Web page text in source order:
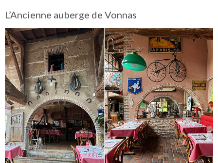
L’Ancienne auberge de Vonnas